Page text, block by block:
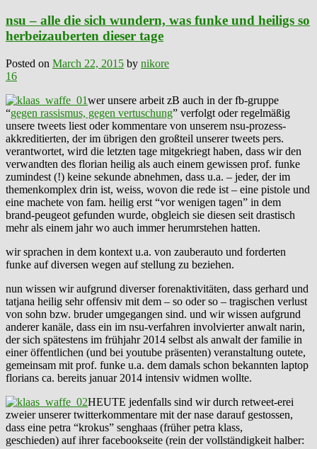
nsu – alle die sich wundern, was funke und heiligs so
herbeizauberten dieser tage
Posted on March 22, 2015 by nikore
16
wer unsere arbeit zB auch in der fb-gruppe
“gegen rassismus, gegen vertuschung” verfolgt oder regelmäßig
unsere tweets liest oder kommentare von unserem nsu-prozess-
akkreditierten, der im übrigen den großteil unserer tweets pers.
verantwortet, wird die letzten tage mitgekriegt haben, dass wir den
verwandten des florian heilig als auch einem gewissen prof. funke
zumindest (!) keine sekunde abnehmen, dass u.a. – jeder, der im
themenkomplex drin ist, weiss, wovon die rede ist – eine pistole und
eine machete von fam. heilig erst “vor wenigen tagen” in dem
brand-peugeot gefunden wurde, obgleich sie diesen seit drastisch
mehr als einem jahr wo auch immer herumrstehen hatten.
wir sprachen in dem kontext u.a. von zauberauto und forderten
funke auf diversen wegen auf stellung zu beziehen.
nun wissen wir aufgrund diverser forenaktivitäten, dass gerhard und
tatjana heilig sehr offensiv mit dem – so oder so – tragischen verlust
von sohn bzw. bruder umgegangen sind. und wir wissen aufgrund
anderer kanäle, dass ein im nsu-verfahren involvierter anwalt narin,
der sich spätestens im frühjahr 2014 selbst als anwalt der familie in
einer öffentlichen (und bei youtube präsenten) veranstaltung outete,
gemeinsam mit prof. funke u.a. dem damals schon bekannten laptop
florians ca. bereits januar 2014 intensiv widmen wollte.
HEUTE jedenfalls sind wir durch retweet-erei
zweier unserer twitterkommentare mit der nase darauf gestossen,
dass eine petra “krokus” senghaas (früher petra klass,
geschieden) auf ihrer facebookseite (rein der vollständigkeit halber: